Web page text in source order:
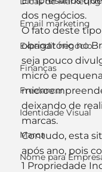
Email marketing
Expandir negócio
Finanças
Freelancer
Identidade Visual
Marca
Nome para
dos negócios.
O fato deste
obrigatório no
seja pouco
micro e
deixando de
marcas.
Contudo, esta
após ano, pois
1 Propriedade